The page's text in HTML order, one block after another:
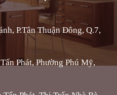
P.Tân Thuận Đông, Q.7,
Phát, Phường Phú Mỹ,